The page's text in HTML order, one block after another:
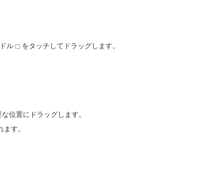
ル をタッチしてドラッグします。
位置にドラッグします。
す。